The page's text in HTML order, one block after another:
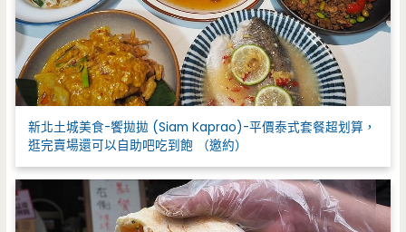
新北土城美食-饗拋拋 (Siam Kaprao)-平價泰式套餐超划算，
逛完賣場還可以自助吧吃到飽 （邀約）